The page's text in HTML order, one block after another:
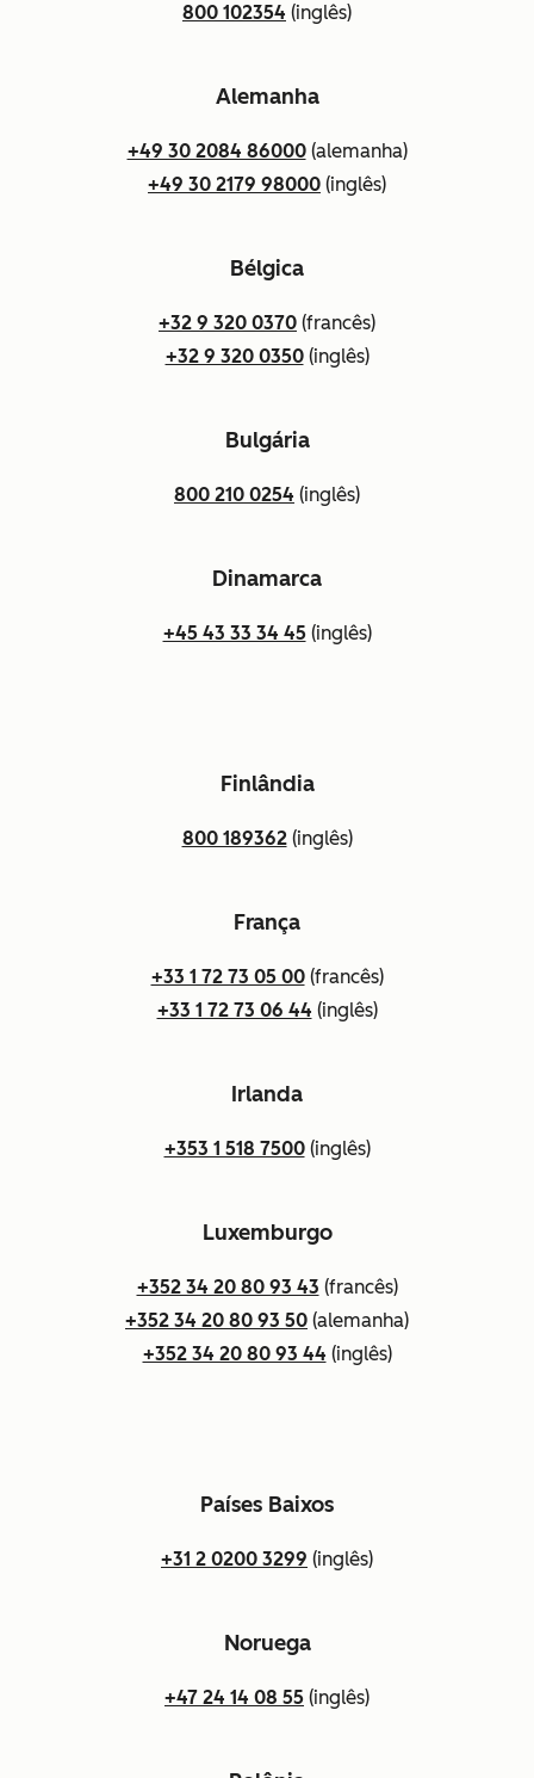
800 102354 (inglês)
Alemanha
+49 30 2084 86000(alemanha)
+49 30 2179 98000 (inglês)
Bélgica
+32 9 320 0370 (francês)
+32 9 320 0350(inglês)
Bulgária
800 210 0254 (inglês)
Dinamarca
+45 43 33 34 45(inglês)
Finlândia
800 189362(inglês)
França
+33 1 72 73 05 00(francês)
+33 1 72 73 06 44 (inglês)
Irlanda
+353 1 518 7500(inglês)
Luxemburgo
+352 34 20 80 93 43 (francês)
+352 34 20 80 93 50 (alemanha)
+352 34 20 80 93 44 (inglês)
Países Baixos
+31 2 0200 3299 (inglês)
Noruega
+47 24 14 08 55 (inglês)